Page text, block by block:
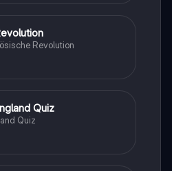
Ideal für das Geschichts-
Q4).
Revolution
Quiz
Quiz